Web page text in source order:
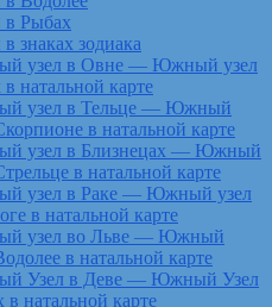
в Рыбах
знаках зодиака
узел в Овне — Южный узел
в натальной карте
узел в Тельце — Южный
в натальной карте
узел в Близнецах — Южный
в натальной карте
узел в Раке — Южный узел
в натальной карте
узел во Льве — Южный
в натальной карте
Узел в Деве — Южный Узел
в натальной карте